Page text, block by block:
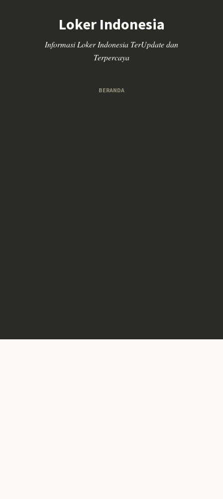
Loker Indonesia
Informasi Loker Indonesia TerUpdate dan
Terpercaya
BERANDA